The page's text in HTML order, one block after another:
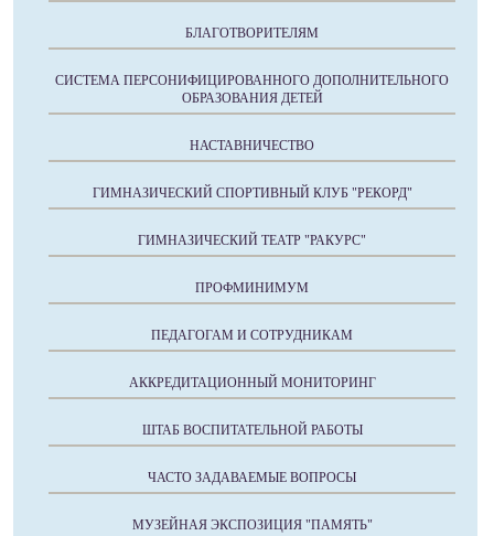
БЛАГОТВОРИТЕЛЯМ
СИСТЕМА ПЕРСОНИФИЦИРОВАННОГО ДОПОЛНИТЕЛЬНОГО
ОБРАЗОВАНИЯ ДЕТЕЙ
НАСТАВНИЧЕСТВО
ГИМНАЗИЧЕСКИЙ СПОРТИВНЫЙ КЛУБ "РЕКОРД"
ГИМНАЗИЧЕСКИЙ ТЕАТР "РАКУРС"
ПРОФМИНИМУМ
ПЕДАГОГАМ И СОТРУДНИКАМ
АККРЕДИТАЦИОННЫЙ МОНИТОРИНГ
ШТАБ ВОСПИТАТЕЛЬНОЙ РАБОТЫ
ЧАСТО ЗАДАВАЕМЫЕ ВОПРОСЫ
МУЗЕЙНАЯ ЭКСПОЗИЦИЯ "ПАМЯТЬ"